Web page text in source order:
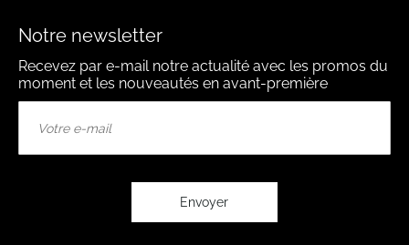
Notre newsletter
Recevez par e-mail notre actualité avec les promos du
moment et les nouveautés en avant-première
Envoyer